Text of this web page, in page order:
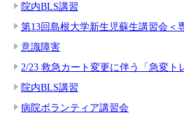
院内BLS講習
第13回島根大学新生児蘇生講習会＜
意識障害
2/23 救急カート変更に伴う「急変ト
院内BLS講習
病院ボランティア講習会